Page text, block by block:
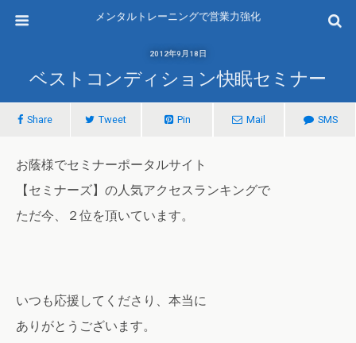
メンタルトレーニングで営業力強化
2012年9月18日
ベストコンディション快眠セミナー
Share Tweet Pin Mail SMS
お蔭様でセミナーポータルサイト
【セミナーズ】の人気アクセスランキングで
ただ今、２位を頂いています。
いつも応援してくださり、本当に
ありがとうございます。